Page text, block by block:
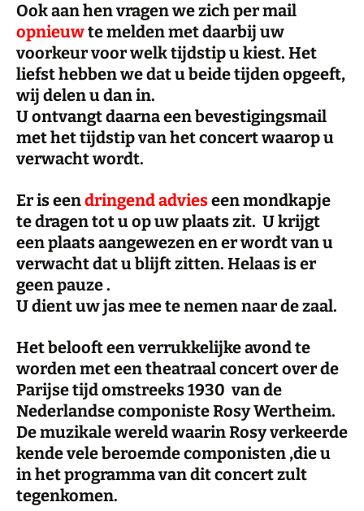
Ook aan hen vragen we zich per mail
opnieuwte melden met daarbij uw
voorkeur voor welk tijdstip u kiest. Het
liefst hebben we dat u beide tijden opgeeft,
wij delen u dan in.
U ontvangt daarna een bevestigingsmail
met het tijdstip van het concert waarop u
verwacht wordt.
Er is eendringend advieseen mondkapje
te dragen tot u op uw plaats zit. U krijgt
een plaats aangewezen en er wordt van u
verwacht dat u blijft zitten. Helaas is er
geen pauze .
U dient uw jas mee te nemen naar de zaal.
Het belooft een verrukkelijke avond te
worden met een theatraal concert over de
Parijse tijd omstreeks 1930 van de
Nederlandse componiste Rosy Wertheim.
De muzikale wereld waarin Rosy verkeerde
kende vele beroemde componisten ,die u
in het programma van dit concert zult
tegenkomen.